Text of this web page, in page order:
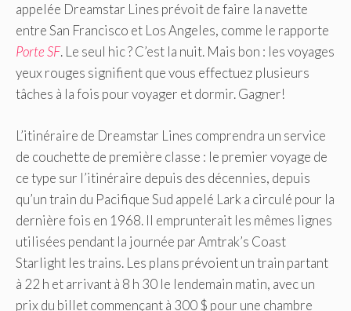
appelée Dreamstar Lines prévoit de faire la navette
entre San Francisco et Los Angeles, comme le rapporte
Porte SF. Le seul hic ? C’est la nuit. Mais bon : les voyages
yeux rouges signifient que vous effectuez plusieurs
tâches à la fois pour voyager et dormir. Gagner!
L’itinéraire de Dreamstar Lines comprendra un service
de couchette de première classe : le premier voyage de
ce type sur l’itinéraire depuis des décennies, depuis
qu’un train du Pacifique Sud appelé Lark a circulé pour la
dernière fois en 1968. Il emprunterait les mêmes lignes
utilisées pendant la journée par Amtrak’s Coast
Starlight les trains. Les plans prévoient un train partant
à 22 h et arrivant à 8 h 30 le lendemain matin, avec un
prix du billet commençant à 300 $ pour une chambre